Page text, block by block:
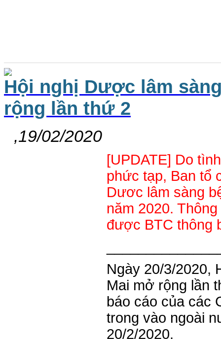
Hội nghị Dược lâm
rộng lần thứ 2
,19/02/2020
[UPDATE] Do
phức tạp, Ban tổ
Dươc lâm sàng
năm 2020.
được BTC thông
Ngày 20/3/2020,
Mai mở rộng lần
báo cáo của các
trong vào ngoài
20/2/2020.